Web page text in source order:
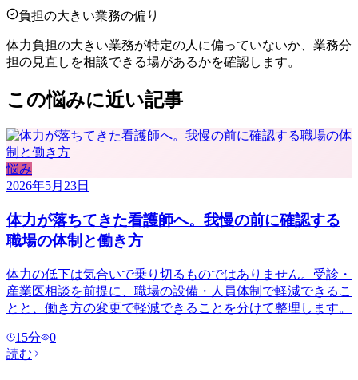
負担の大きい業務の偏り
体力負担の大きい業務が特定の人に偏っていないか、業務分
担の見直しを相談できる場があるかを確認します。
この悩みに近い記事
悩み
2026年5月23日
体力が落ちてきた看護師へ。我慢の前に確認する
職場の体制と働き方
体力の低下は気合いで乗り切るものではありません。受診・
産業医相談を前提に、職場の設備・人員体制で軽減できるこ
とと、働き方の変更で軽減できることを分けて整理します。
15分
0
読む